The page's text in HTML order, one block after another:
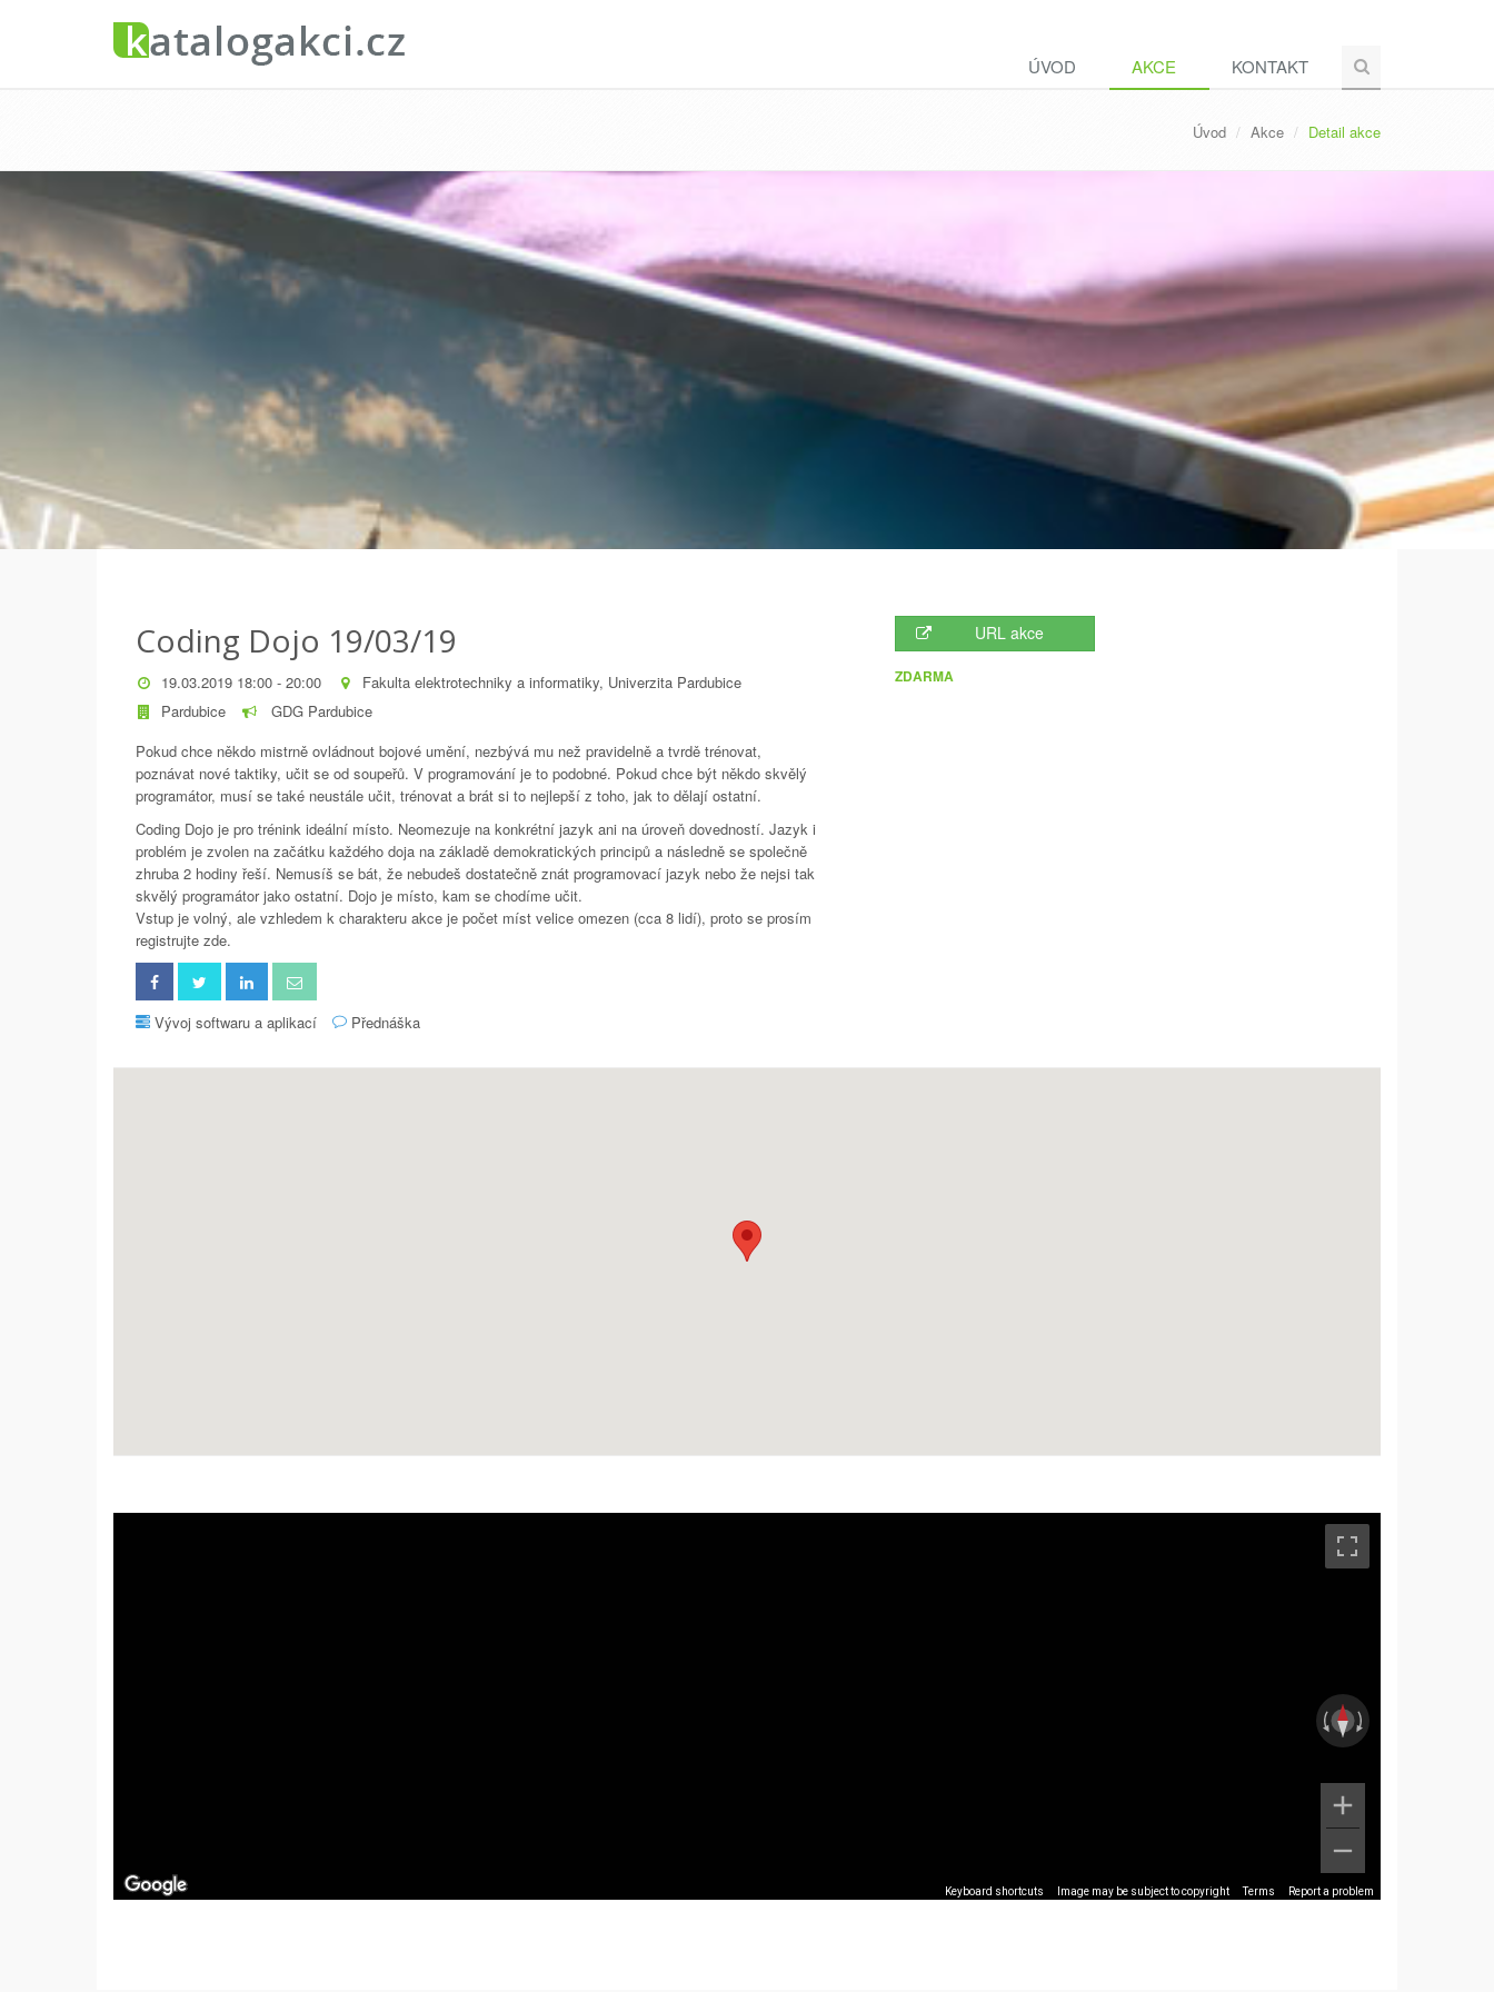
ÚVOD AKCE KONTAKT
Úvod Akce Detail akce
Coding Dojo 19/03/19
19.03.2019 18:00 - 20:00
Fakulta elektrotechniky a informatiky, Univerzita Pardubice
Pardubice
GDG Pardubice
Pokud chce někdo mistrně ovládnout bojové umění, nezbývá mu než pravidelně a tvrdě trénovat,
poznávat nové taktiky, učit se od soupeřů. V programování je to podobné. Pokud chce být někdo skvělý
programátor, musí se také neustále učit, trénovat a brát si to nejlepší z toho, jak to dělají ostatní.
Coding Dojo je pro trénink ideální místo. Neomezuje na konkrétní jazyk ani na úroveň dovedností. Jazyk i
problém je zvolen na začátku každého doja na základě demokratických principů a následně se společně
zhruba 2 hodiny řeší. Nemusíš se bát, že nebudeš dostatečně znát programovací jazyk nebo že nejsi tak
skvělý programátor jako ostatní. Dojo je místo, kam se chodíme učit.
Vstup je volný, ale vzhledem k charakteru akce je počet míst velice omezen (cca 8 lidí), proto se prosím
registrujte zde.
Vývoj softwaru a aplikací Přednáška
URL akce
ZDARMA
Keyboard shortcuts Image may be subject to copyright Terms Report a problem